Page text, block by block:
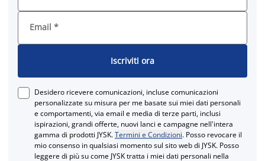
Email *
Iscriviti ora
Desidero ricevere comunicazioni, incluse comunicazioni
personalizzate su misura per me basate sui miei dati personali
e comportamenti, via email e media di terze parti, inclusi
ispirazioni, grandi offerte, nuovi lanci e campagne nell'intera
gamma di prodotti JYSK.Termini e Condizioni. Posso revocare il
mio consenso in qualsiasi momento sul sito web di JYSK. Posso
leggere di più su come JYSK tratta i miei dati personali nella